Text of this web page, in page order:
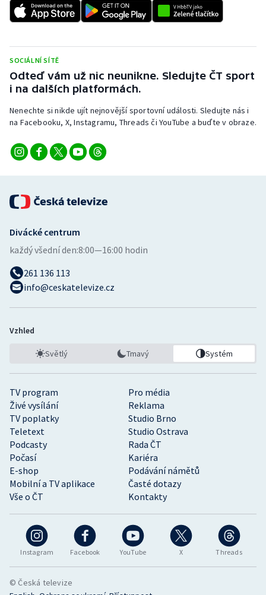
Short track
Sportovní střelba
Stolní tenis
Veslování
Vodní slalom
SOCIÁLNÍ SÍTĚ
Odteď vám už nic neunikne. Sledujte ČT sport
i na dalších platformách.
Nenechte si nikde ujít nejnovější sportovní události. Sledujte nás i
na Facebooku, X, Instagramu, Threads či YouTube a buďte v obraze.
Instagram Facebook YouTube X Threads
TV program
Pro média
Živé vysílání
Reklama
TV poplatky
Studio Brno
Teletext
Studio Ostrava
Podcasty
Rada ČT
Počasí
Kariéra
E-shop
Podávání námětů
Mobilní a TV aplikace
Časté dotazy
Vše o ČT
Kontakty
Divácké centrum
každý všední den:8:00—16:00 hodin
261 136 113
info@ceskatelevize.cz
Vzhled
Světlý Tmavý Systém
© Česká televize